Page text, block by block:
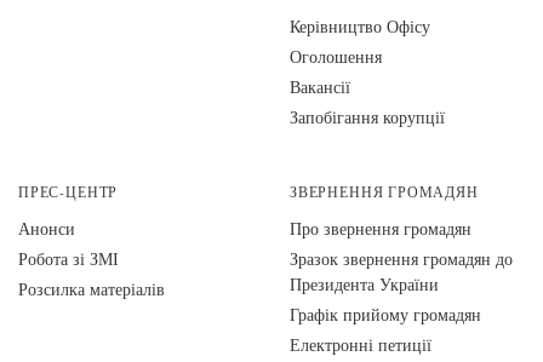
Керівництво Офісу
Оголошення
Вакансії
Запобігання корупції
ПРЕС-ЦЕНТР
Анонси
Робота зі ЗМІ
Розсилка матеріалів
ЗВЕРНЕННЯ ГРОМАДЯН
Про звернення громадян
Зразок звернення громадян до
Президента України
Графік прийому громадян
Електронні петиції